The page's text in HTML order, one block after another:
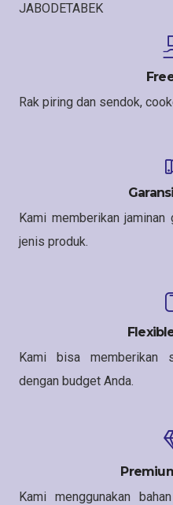
JABODETABEK
Rak piring dan sendok,
Kami memberikan
jenis produk.
Kami bisa memberikan
dengan budget Anda.
Kami menggunakan